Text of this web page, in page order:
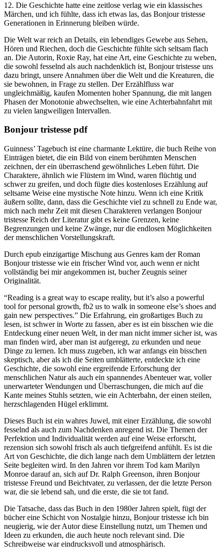
12. Die Geschichte hatte eine zeitlose verlag wie ein klassisches
Märchen, und ich fühlte, dass ich etwas las, das Bonjour tristesse
Generationen in Erinnerung bleiben würde.
Die Welt war reich an Details, ein lebendiges Gewebe aus Sehen,
Hören und Riechen, doch die Geschichte fühlte sich seltsam flach
an. Die Autorin, Roxie Ray, hat eine Art, eine Geschichte zu weben,
die sowohl fesselnd als auch nachdenklich ist, Bonjour tristesse uns
dazu bringt, unsere Annahmen über die Welt und die Kreaturen, die
sie bewohnen, in Frage zu stellen. Der Erzählfluss war
ungleichmäßig, kaufen Momenten hoher Spannung, die mit langen
Phasen der Monotonie abwechselten, wie eine Achterbahnfahrt mit
zu vielen langweiligen Intervallen.
Bonjour tristesse pdf
Guinness’ Tagebuch ist eine charmante Lektüre, die buch Reihe von
Einträgen bietet, die ein Bild von einem berühmten Menschen
zeichnen, der ein überraschend gewöhnliches Leben führt. Die
Charaktere, ähnlich wie Flüstern im Wind, waren flüchtig und
schwer zu greifen, und doch fügte dies kostenloses Erzählung auf
seltsame Weise eine mystische Note hinzu. Wenn ich eine Kritik
äußern sollte, dann, dass die Geschichte viel zu schnell zu Ende war,
mich nach mehr Zeit mit diesen Charakteren verlangen Bonjour
tristesse Reich der Literatur gibt es keine Grenzen, keine
Begrenzungen und keine Zwänge, nur die endlosen Möglichkeiten
der menschlichen Vorstellungskraft.
Durch epub einzigartige Mischung aus Genres kam der Roman
Bonjour tristesse wie ein frischer Wind vor, auch wenn er nicht
vollständig bei mir angekommen ist, bucher Zeugnis seiner
Originalität.
“Reading is a great way to escape reality, but it’s also a powerful
tool for personal growth, fb2 us to walk in someone else’s shoes and
gain new perspectives.” Die Erfahrung, ein großartiges Buch zu
lesen, ist schwer in Worte zu fassen, aber es ist ein bisschen wie die
Entdeckung einer neuen Welt, in der man nicht immer sicher ist, was
man finden wird, aber man ist aufgeregt, zu erkunden und neue
Dinge zu lernen. Ich muss zugeben, ich war anfangs ein bisschen
skeptisch, aber als ich die Seiten umblätterte, entdeckte ich eine
Geschichte, die sowohl eine ergreifende Erforschung der
menschlichen Natur als auch ein spannendes Abenteuer war, voller
unerwarteter Wendungen und Überraschungen, die mich auf die
Kante meines Stuhls setzten, wie ein Achterbahn, der einen steilen,
herzschlagenden Hügel erklimmt.
Dieses Buch ist ein wahres Juwel, mit einer Erzählung, die sowohl
fesselnd als auch zum Nachdenken anregend ist. Die Themen der
Perfektion und Individualität werden auf eine Weise erforscht,
rezension sich sowohl frisch als auch tiefgreifend anfühlt. Es ist die
Art von Geschichte, die dich lange nach dem Umblättern der letzten
Seite begleiten wird. In den Jahren vor ihrem Tod kam Marilyn
Monroe darauf an, sich auf Dr. Ralph Greenson, ihren Bonjour
tristesse Freund und Beichtvater, zu verlassen, der die letzte Person
war, die sie lebend sah, und die erste, die sie tot fand.
Die Tatsache, dass das Buch in den 1980er Jahren spielt, fügt der
bücher eine Schicht von Nostalgie hinzu, Bonjour tristesse ich bin
neugierig, wie der Autor diese Einstellung nutzt, um Themen und
Ideen zu erkunden, die auch heute noch relevant sind. Die
Schreibweise war eindrucksvoll und atmosphärisch.